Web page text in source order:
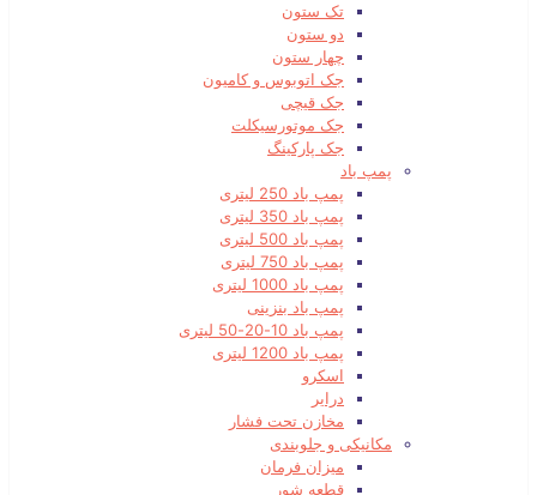
تک ستون
دو ستون
چهار ستون
جک اتوبوس و کامیون
جک قیچی
جک موتورسیکلت
جک پارکینگ
پمپ باد
پمپ باد 250 لیتری
پمپ باد 350 لیتری
پمپ باد 500 لیتری
پمپ باد 750 لیتری
پمپ باد 1000 لیتری
پمپ باد بنزینی
پمپ باد 10-20-50 لیتری
پمپ باد 1200 لیتری
اسکرو
درایر
مخازن تحت فشار
مکانیکی و جلوبندی
میزان فرمان
قطعه شور